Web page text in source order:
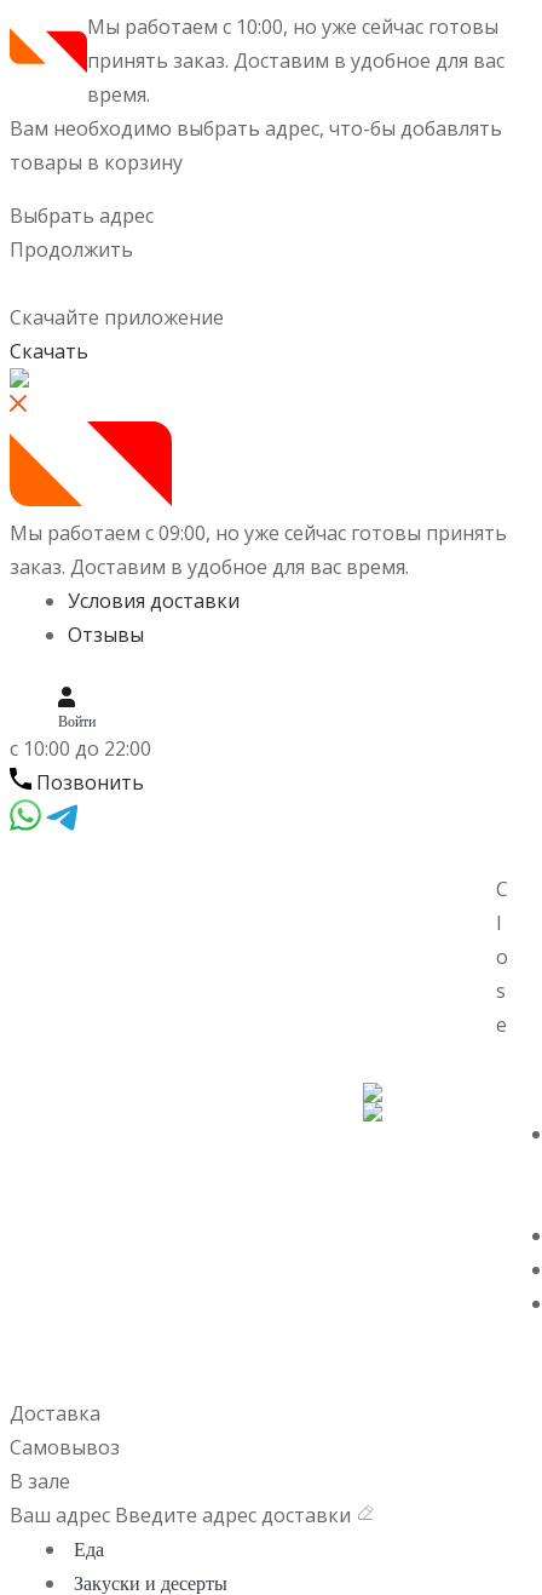
Мы работаем с 10:00, но уже сейчас готовы
принять заказ.Доставим в удобное для вас
время.
Вам необходимо выбрать адрес, что-бы добавлять
товары в корзину
Выбрать адрес
Продолжить
Скачайте приложение
Скачать
Мы работаем с 09:00, но уже сейчас готовы принять
заказ. Доставим в удобное для вас время.
Условия доставки
Отзывы
Войти
c 10:00 до 22:00
Позвонить
C
l
o
s
e
Доставка
Самовывоз
В зале
Ваш адрес Введите адрес доставки
Еда
Закуски и десерты